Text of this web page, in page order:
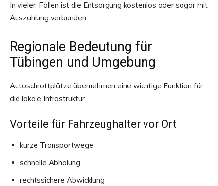
In vielen Fällen ist die Entsorgung kostenlos oder sogar mit
Auszahlung verbunden.
Regionale Bedeutung für
Tübingen und Umgebung
Autoschrottplätze übernehmen eine wichtige Funktion für
die lokale Infrastruktur.
Vorteile für Fahrzeughalter vor Ort
kurze Transportwege
schnelle Abholung
rechtssichere Abwicklung